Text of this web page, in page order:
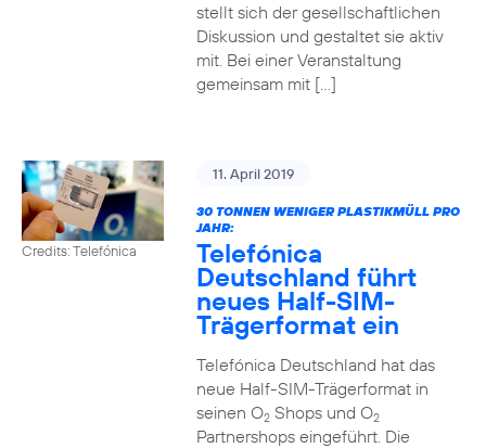
stellt sich der gesellschaftlichen
Diskussion und gestaltet sie aktiv
mit. Bei einer Veranstaltung
gemeinsam mit […]
Credits: Telefónica
11. April 2019
30 TONNEN WENIGER PLASTIKMÜLL PRO
JAHR:
Telefónica
Deutschland führt
neues Half-SIM-
Trägerformat ein
Telefónica Deutschland hat das
neue Half-SIM-Trägerformat in
seinen O2Shops und O2
Partnershops eingeführt. Die